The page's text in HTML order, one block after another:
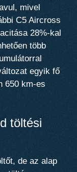
mivel
C5 Aircross
28%-kal
több
egyik fő
650 km-es
töltési
de az alap